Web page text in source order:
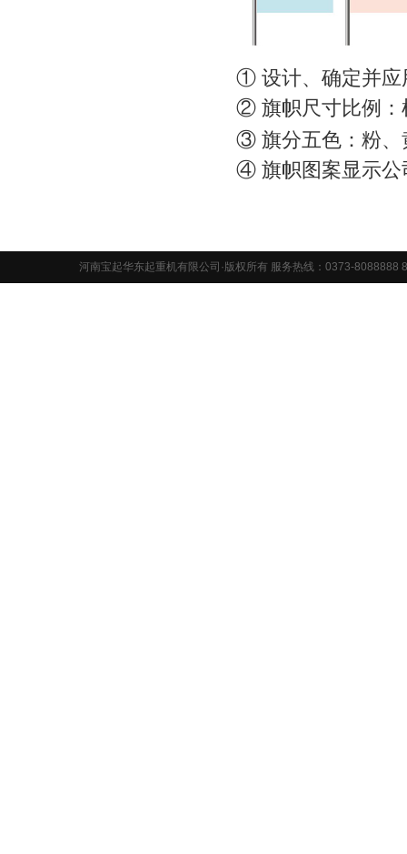
① 设计、确定并应
② 旗帜尺寸比例：
③ 旗分五色：粉、
④ 旗帜图案显示公
河南宝起华东起重机有限公司·版权所有 服务热线：0373-8088888